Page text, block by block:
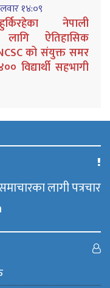
१४:०९
नेपाली
लागि ऐतिहासिक
को संयुक्त समर
विद्यार्थी सहभागी
लागी पत्रचार